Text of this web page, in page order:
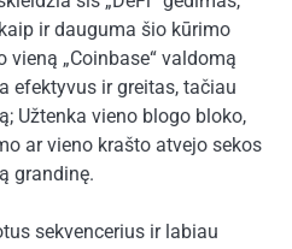
ir dauguma šio kūrimo
„Coinbase“ valdomą
efektyvus ir greitas, tačiau
Užtenka vieno blogo bloko,
ar vieno krašto atvejo sekos
grandinę.
sekvencerius ir labiau